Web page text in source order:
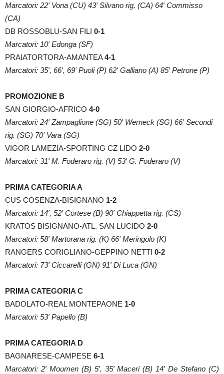
Marcatori: 22′ Vona (CU) 43′ Silvano rig. (CA) 64′ Commisso
(CA)
DB ROSSOBLU-SAN FILI 0-1
Marcatori: 10′ Edonga (SF)
PRAIATORTORA-AMANTEA4-1
Marcatori: 35′, 66′, 69′ Puoli (P) 62′ Galliano (A) 85′ Petrone (P)
PROMOZIONE B
SAN GIORGIO-AFRICO 4-0
Marcatori: 24′ Zampaglione (SG) 50′ Werneck (SG) 66′ Secondi
rig. (SG) 70′ Vara (SG)
VIGOR LAMEZIA-SPORTING CZ LIDO 2-0
Marcatori: 31′ M. Foderaro rig. (V) 53′ G. Foderaro (V)
PRIMA CATEGORIA A
CUS COSENZA-BISIGNANO 1-2
Marcatori: 14′, 52′ Cortese (B) 90′ Chiappetta rig. (CS)
KRATOS BISIGNANO-ATL. SAN LUCIDO 2-0
Marcatori: 58′ Martorana rig. (K) 66′ Meringolo (K)
RANGERS CORIGLIANO-GEPPINO NETTI 0-2
Marcatori: 73′ Ciccarelli (GN) 91′ Di Luca (GN)
PRIMA CATEGORIA C
BADOLATO-REAL MONTEPAONE 1-0
Marcatori: 53′ Papello (B)
PRIMA CATEGORIA D
BAGNARESE-CAMPESE 6-1
Marcatori: 2′ Moumen (B) 5′, 35′ Maceri (B) 14′ De Stefano (C)